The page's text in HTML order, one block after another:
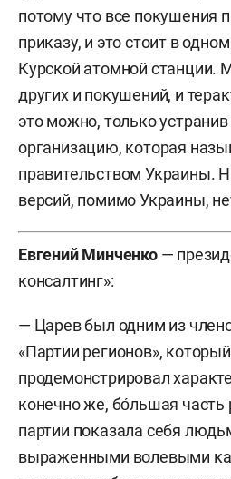
потому что все покушения
приказу, и это стоит в
Курской атомной станции.
других и покушений, и
это можно, только
организацию, которая
правительством Украины.
версий, помимо Украины,
Евгений Минченко—
консалтинг»:
— Царев был одним из
«Партии регионов»,
продемонстрировал
конечно же, бо́льшая часть
партии показала себя
выраженными волевыми